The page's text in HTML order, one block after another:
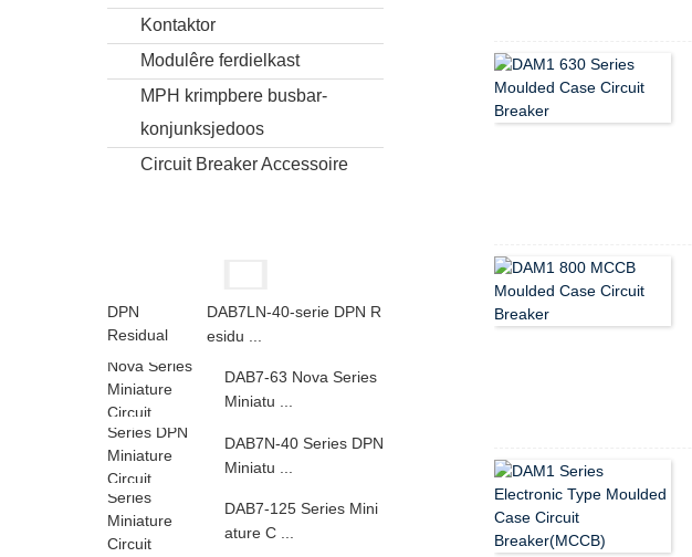
Kontaktor
Modulêre ferdielkast
MPH krimpbere busbar-
konjunksjedoos
Circuit Breaker Accessoire
DAB7LN-40-serie DPN R
esidu ...
DAB7-63 Nova Series
Miniatu ...
DAB7N-40 Series DPN
Miniatu ...
DAB7-125 Series Mini
ature C ...